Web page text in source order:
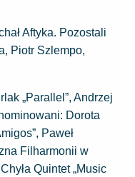
Aftyka. Pozostali
Piotr Szlempo,
„Parallel”, Andrzej
Dorota
Paweł
Filharmonii w
Quintet „Music